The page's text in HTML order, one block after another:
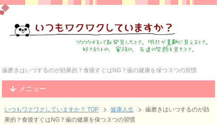
歯磨きはいつするのが効果的？食後すぐはNG？歯の健康を保つ３つの習慣
メニュー
いつもワクワクしていますか？ TOP 健康人生
歯磨きはいつするのが効
果的？食後すぐはNG？歯の健康を保つ３つの習慣